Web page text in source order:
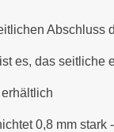
es, das
0,8 mm